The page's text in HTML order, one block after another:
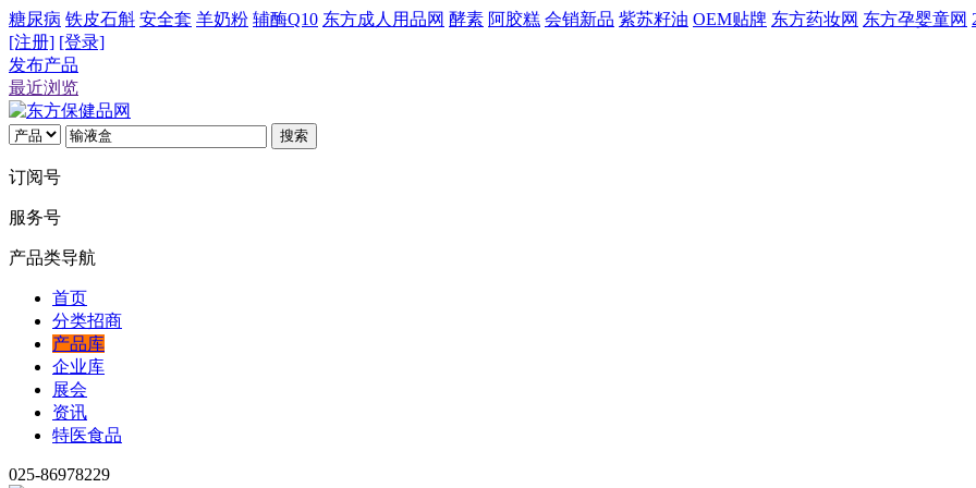
糖尿病 铁皮石斛 安全套 羊奶粉 辅酶Q10 东方成人用品网 酵素 阿胶糕 会销新品 紫苏籽油 OEM贴牌 东方药妆网 东方孕婴童网
[注册] [登录]
发布产品
最近浏览
搜索
订阅号
服务号
产品类导航
首页
分类招商
产品库
企业库
展会
资讯
特医食品
025-86978229